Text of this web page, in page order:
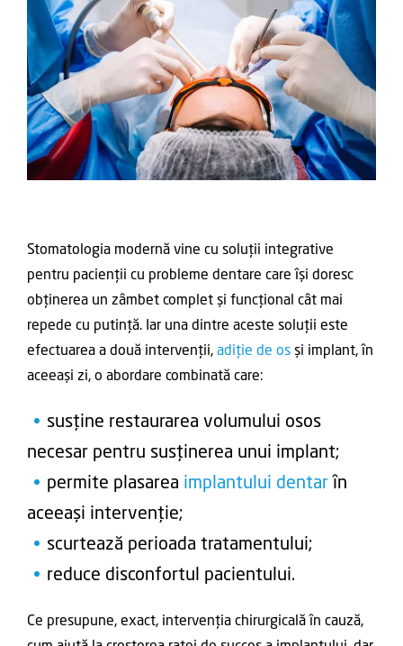
Stomatologia modernă vine cu soluții integrative
pentru pacienții cu probleme dentare care își doresc
obținerea un zâmbet complet și funcțional cât mai
repede cu putință. Iar una dintre aceste soluții este
efectuarea a două intervenții, adiție de os și implant, în
aceeași zi, o abordare combinată care:
susține restaurarea volumului osos
necesar pentru susținerea unui implant;
permite plasarea implantului dentar în
aceeași intervenție;
scurtează perioada tratamentului;
reduce disconfortul pacientului.
Ce presupune, exact, intervenția chirurgicală în cauză,